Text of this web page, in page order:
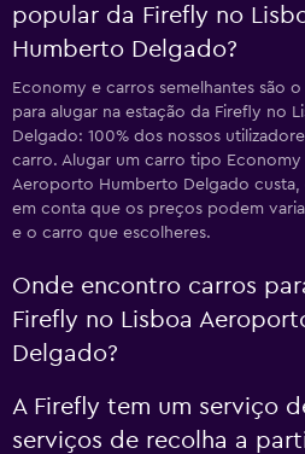
popular da Firefly no
Humberto Delgado?
Economy e carros semelhantes são
para alugar na estação da Firefly no
Delgado: 100% dos nossos
carro. Alugar um carro tipo Economy
Aeroporto Humberto Delgado
em conta que os preços podem
e o carro que escolheres.
Onde encontro carros
Firefly no Lisboa
Delgado?
A Firefly tem um serviço
serviços de recolha a